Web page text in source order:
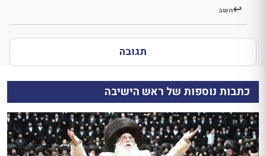
השב
תגובה
כתבות נוספות של ראש הישיבה